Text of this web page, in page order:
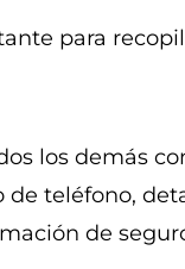
para
los demás
teléfono,
de